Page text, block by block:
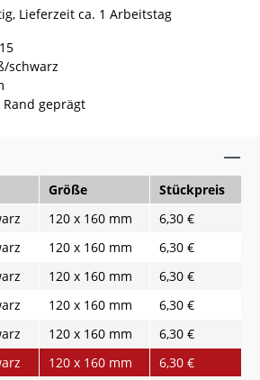
Lieferzeit ca. 1 Arbeitstag
schwarz
geprägt
Größe
Stückpreis
120 x 160 mm
6,30 €
120 x 160 mm
6,30 €
120 x 160 mm
6,30 €
120 x 160 mm
6,30 €
120 x 160 mm
6,30 €
120 x 160 mm
6,30 €